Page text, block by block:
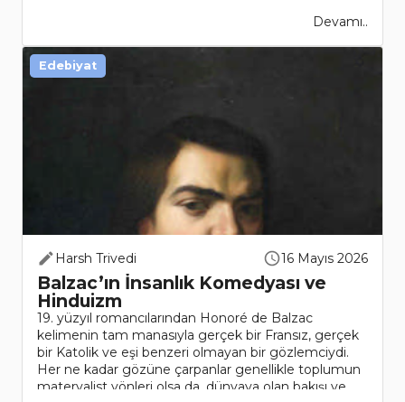
Devamı..
Harsh Trivedi 16 Mayıs 2026
Balzac’ın İnsanlık Komedyası ve
Hinduizm
19. yüzyıl romancılarından Honoré de Balzac
kelimenin tam manasıyla gerçek bir Fransız, gerçek
bir Katolik ve eşi benzeri olmayan bir gözlemciydi.
Her ne kadar gözüne çarpanlar genellikle toplumun
materyalist yönleri olsa da, dünyaya olan bakışı ve
Edebiyat